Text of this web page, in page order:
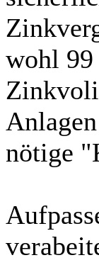
wohl
nötige